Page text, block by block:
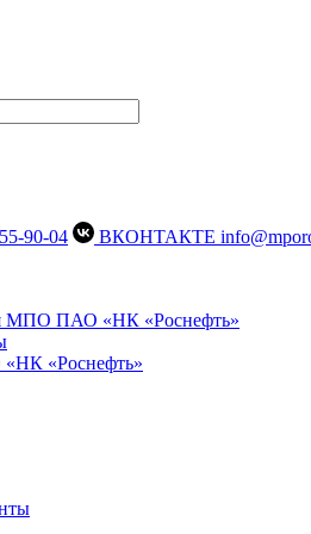
90-04 ВКОНТАКТЕ
МПО ПАО «НК «Роснефть»
«Роснефть»